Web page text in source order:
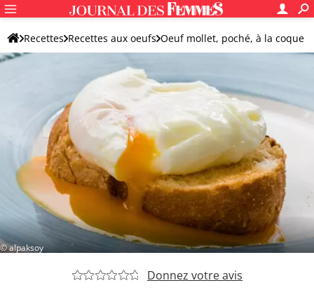
Recettes Recettes aux oeufs Oeuf mollet, poché, à la coque
© alpaksoy
Donnez votre avis